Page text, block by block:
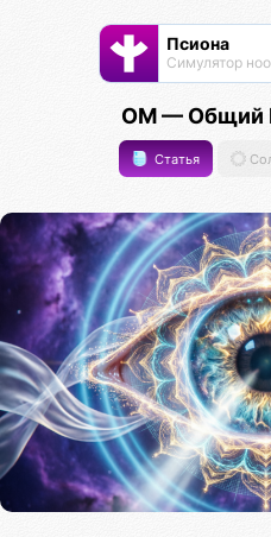
Псиона
ОМ — Общий
Статья